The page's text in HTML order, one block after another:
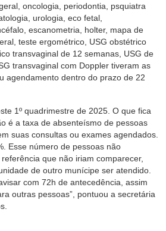
oncologia, periodontia, psquiatra
urologia, eco fetal,
escanometria, holter, mapa de
teste ergométrico, USG obstétrico
transvaginal de 12 semanas, USG de
transvaginal com Doppler tiveram as
agendamento dentro do prazo de 22
1º quadrimestre de 2025. O que fica
é a taxa de absenteísmo de pessoas
suas consultas ou exames agendados.
Esse número de pessoas não
que não iriam comparecer,
de outro munícipe ser atendido.
com 72h de antecedência, assim
outras pessoas”, pontuou a secretária